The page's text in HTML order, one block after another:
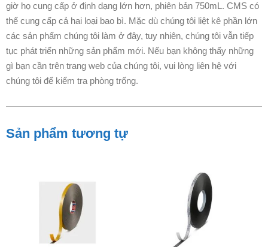
giờ họ cung cấp ở định dạng lớn hơn, phiên bản 750mL. CMS có
thể cung cấp cả hai loại bao bì. Mặc dù chúng tôi liệt kê phần lớn
các sản phẩm chúng tôi làm ở đây, tuy nhiên, chúng tôi vẫn tiếp
tục phát triển những sản phẩm mới. Nếu bạn không thấy những
gì bạn cần trên trang web của chúng tôi, vui lòng liên hệ với
chúng tôi để kiểm tra phòng trống.
Sản phẩm tương tự